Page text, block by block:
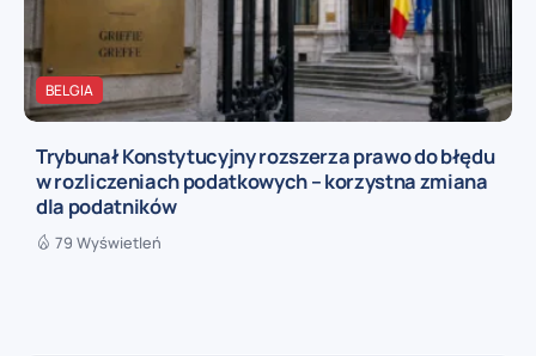
BELGIA
Trybunał Konstytucyjny rozszerza prawo do błędu
w rozliczeniach podatkowych – korzystna zmiana
dla podatników
79 Wyświetleń